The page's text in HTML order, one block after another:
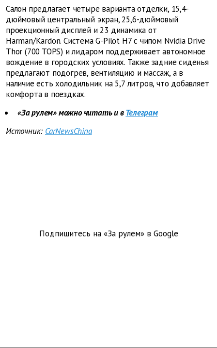
Салон предлагает четыре варианта отделки, 15,4-
дюймовый центральный экран, 25,6-дюймовый
проекционный дисплей и 23 динамика от
Harman/Kardon. Система G-Pilot H7 с чипом Nvidia Drive
Thor (700 TOPS) и лидаром поддерживает автономное
вождение в городских условиях. Также задние сиденья
предлагают подогрев, вентиляцию и массаж, а в
наличие есть холодильник на 5,7 литров, что добавляет
комфорта в поездках.
«За рулем» можно читать и вТелеграм
Источник: CarNewsChina
Подпишитесь на «За рулем» в Google